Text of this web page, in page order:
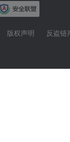
版权声明 反盗链